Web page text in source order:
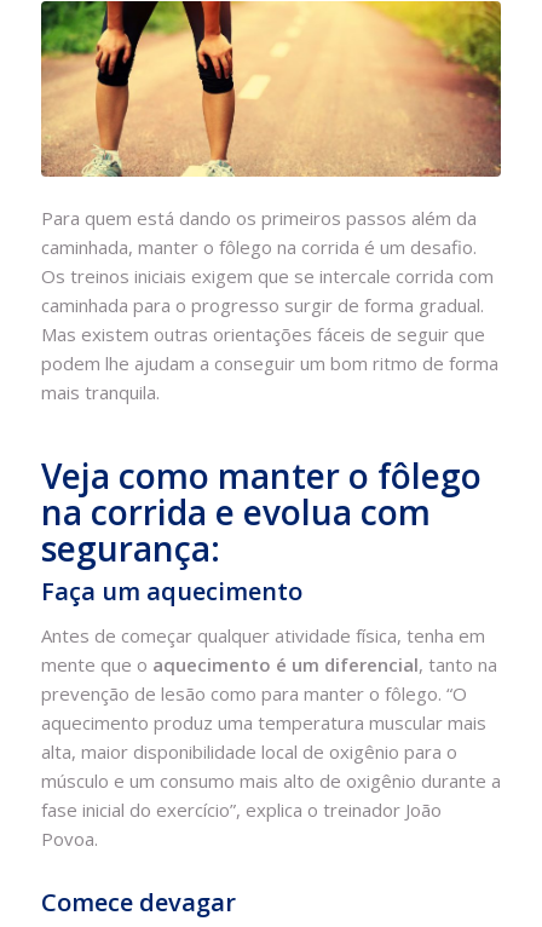
Para quem está dando os primeiros passos além da
caminhada, manter o fôlego na corrida é um desafio.
Os treinos iniciais exigem que se intercale corrida com
caminhada para o progresso surgir de forma gradual.
Mas existem outras orientações fáceis de seguir que
podem lhe ajudam a conseguir um bom ritmo de forma
mais tranquila.
Veja como manter o fôlego
na corrida e evolua com
segurança:
Faça um aquecimento
Antes de começar qualquer atividade física, tenha em
mente que o aquecimento é um diferencial, tanto na
prevenção de lesão como para manter o fôlego. “O
aquecimento produz uma temperatura muscular mais
alta, maior disponibilidade local de oxigênio para o
músculo e um consumo mais alto de oxigênio durante a
fase inicial do exercício”, explica o treinador João
Povoa.
Comece devagar